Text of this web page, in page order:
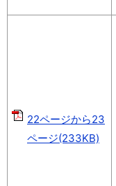
22ページから23
ページ(233KB)